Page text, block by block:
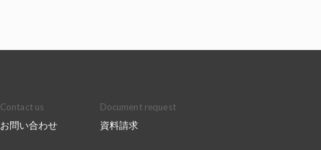
Contact us
お問い合わせ
Document request
資料請求